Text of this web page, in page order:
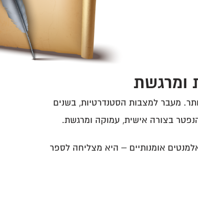
ומרגשת
מעבר למצבות הסטנדרטיות, בשנים
בצורה אישית, עמוקה ומרגשת.
אומנותיים – היא מצליחה לספר